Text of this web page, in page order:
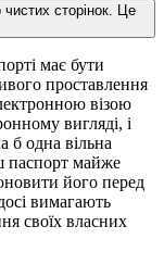
сторінок. Це
має бути
проставлення
візою
вигляді, і
б одна вільна
паспорт майже
його перед
вимагають
своїх власних